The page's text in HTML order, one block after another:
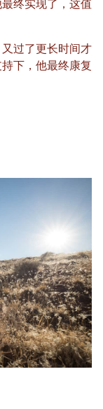
终实现了，这值
过了更长时间才
下，他最终康复